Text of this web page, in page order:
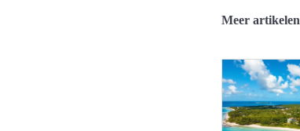
Meer artikelen